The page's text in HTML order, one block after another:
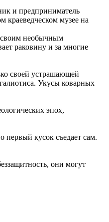
и предприниматель
краеведческом музее на
своим необычным
раковину и за многие
своей устрашающей
Укусы коварных
эпох,
первый кусок съедает сам.
они могут